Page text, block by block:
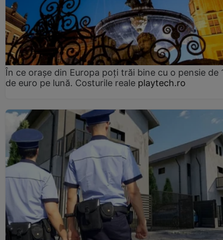
În ce orașe din Europa poți trăi bine cu o pensie de
de euro pe lună. Costurile reale playtech.ro